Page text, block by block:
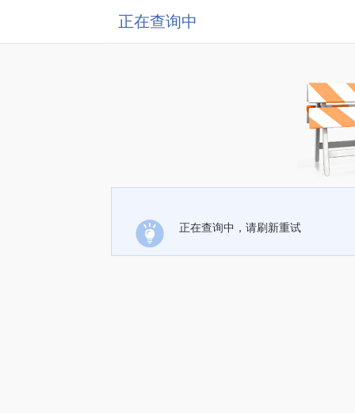
正在查询中
正在查询中，请刷新重试